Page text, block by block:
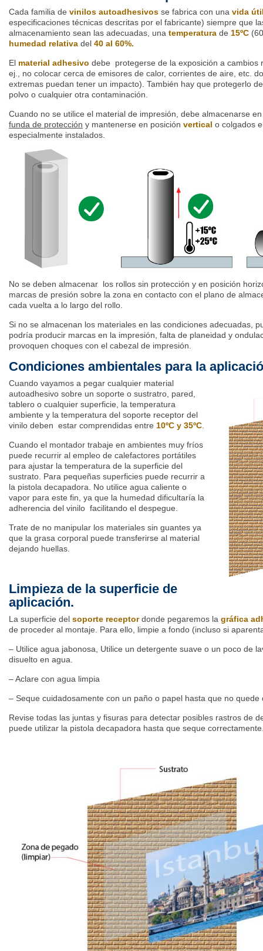
Cada familia de vinilos autoadhesivos se fabrica con una vida
especificaciones técnicas descritas por el fabricante) siempre que
almacenamiento sean las adecuadas, una temperatura de 15ºC
humedad relativa del 40 al 60%.
El material adhesivo debe protegerse de la exposición a cambios
ej., no colocar cerca de emisores de calor, corrientes de aire, etc.
extremas puedan tener un impacto). También hay que protegerlo
polvo o cualquier otra contaminación.
Cuando no se utilice el material de impresión, debe almacenarse
funda de protección y mantenerse en posición vertical o colgados
especialmente instalados.
No se deben almacenar los rollos sin protección y en posición
marcas de presión sobre la zona en contacto con el plano de
cada vuelta a lo largo del rollo.
Si no se almacenan los materiales en las condiciones adecuadas,
podría producir marcas en la impresión, falta de planeidad y
provoquen choques con el cabezal de impresión.
Condiciones ambientales para la
Cuando vayamos a pegar cualquier material
autoadhesivo sobre un soporte o sustratro, pared,
tablero o cualquier superficie, la temperatura
ambiente y la temperatura del soporte receptor del
vinilo deben estar comprendidas entre 10ºC y 35ºC
Cuando el montador trabaje en ambientes muy fríos
puede recurrir al empleo de calefactores portátiles
para ajustar la temperatura de la superficie del
sustrato. Para pequeñas superficies puede recurrir a
la pistola decapadora. No utilice agua caliente o
vapor para este fin, ya que la humedad dificultaría la
adherencia del vinilo facilitando el despegue.
Trate de no manipular los materiales sin guantes ya
que la grasa corporal puede transferirse al material
dejando huellas.
Limpieza de la superficie de
aplicación.
La superficie del soporte receptordonde pegaremos la gráfica
de proceder al montaje. Para ello, limpie a fondo (incluso si
– Utilice agua jabonosa, Utilice un detergente suave o un poco de
disuelto en agua.
– Aclare con agua limpia
– Seque cuidadosamente con un paño o papel hasta que no quede
Revise todas las juntas y fisuras para detectar posibles rastros de
puede utilizar la pistola decapadora hasta que seque